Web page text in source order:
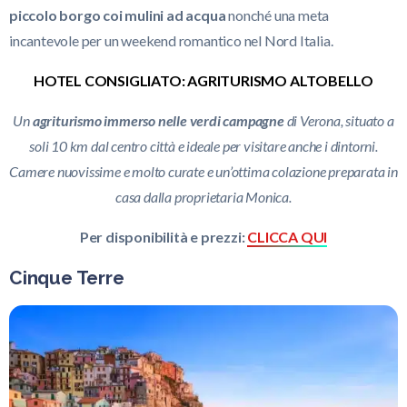
piccolo borgo coi mulini ad acquanonché una meta
incantevole per un weekend romantico nel Nord Italia.
HOTEL CONSIGLIATO: AGRITURISMO ALTOBELLO
Unagriturismo immerso nelle verdi campagnedi Verona, situato a
soli 10 km dal centro città e ideale per visitare anche i dintorni.
Camere nuovissime e molto curate e un’ottima colazione preparata in
casa dalla proprietaria Monica.
Per disponibilità e prezzi:CLICCA QUI
Cinque Terre